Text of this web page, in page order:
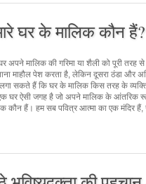
घर के मालिक कौन हैं?
अपने मालिक की गरिमा या शैली को पूरी
माहौल पेश करता है, लेकिन दूसरा ठंडा और
सकते हैं कि घर के मालिक किस तरह के
घर ऐसी जगह है जो अपने मालिक के आंतरिक
कौन हैं। हम सब पवित्र आत्मा का एक मंदिर